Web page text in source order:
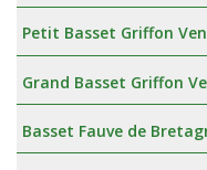
Petit Basset Griffon
Grand Basset Griffon
Basset Fauve de